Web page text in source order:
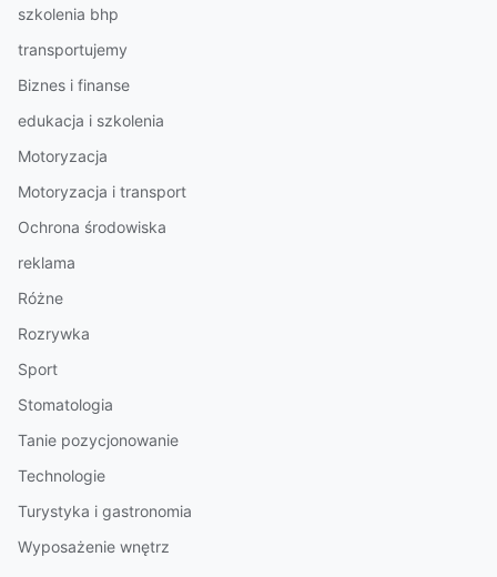
szkolenia bhp
transportujemy
Biznes i finanse
edukacja i szkolenia
Motoryzacja
Motoryzacja i transport
Ochrona środowiska
reklama
Różne
Rozrywka
Sport
Stomatologia
Tanie pozycjonowanie
Technologie
Turystyka i gastronomia
Wyposażenie wnętrz